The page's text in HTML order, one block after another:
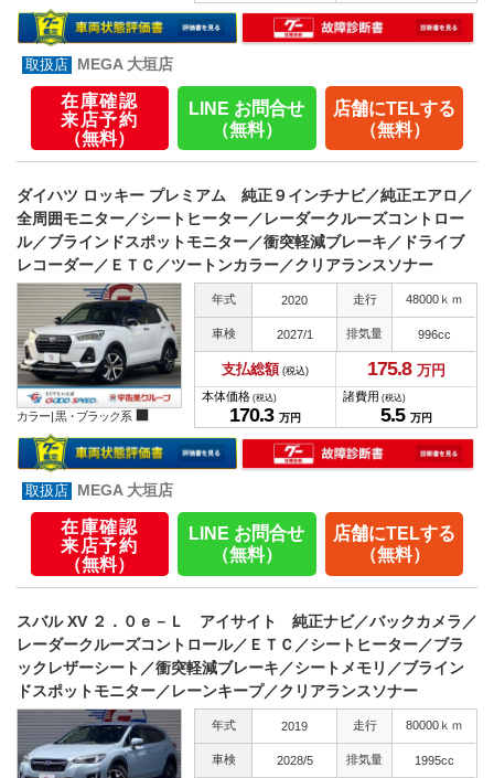
MEGA 大垣店
在庫確認
来店予約
（無料）
LINE お問合せ
（無料）
店舗にTELする
（無料）
ダイハツ ロッキー プレミアム 純正９インチナビ／純正エアロ／
全周囲モニター／シートヒーター／レーダークルーズコントロー
ル／ブラインドスポットモニター／衝突軽減ブレーキ／ドライブ
レコーダー／ＥＴＣ／ツートンカラー／クリアランスソナー
カラー |黒・ブラック系
年式 2020 走行 48000ｋｍ
車検 2027/1 排気量 996cc
支払総額 (税込) 175.8 万円
本体価格 (税込)
170.3 万円
諸費用 (税込)
5.5 万円
MEGA 大垣店
在庫確認
来店予約
（無料）
LINE お問合せ
（無料）
店舗にTELする
（無料）
スバル XV ２．０ｅ－Ｌ アイサイト 純正ナビ／バックカメラ／
レーダークルーズコントロール／ＥＴＣ／シートヒーター／ブラ
ックレザーシート／衝突軽減ブレーキ／シートメモリ／ブライン
ドスポットモニター／レーンキープ／クリアランスソナー
年式 2019 走行 80000ｋｍ
車検 2028/5 排気量 1995cc